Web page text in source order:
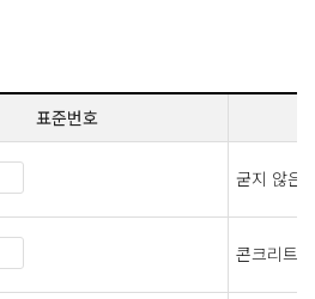
표준번호
굳지 않은
콘크리트